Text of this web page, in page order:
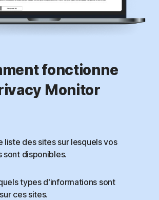
fonctionne
Monitor
liste des sites sur lesquels vos
sont disponibles.
types d'informations sont
ces sites.